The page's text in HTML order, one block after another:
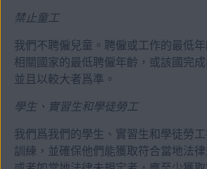
禁止童工
我們不聘僱兒童。聘僱或工作的最低
相關國家的最低聘僱年齡，或該國完成
並且以較大者爲準。
學生、實習生和學徒勞工
我們爲我們的學生、實習生和學徒勞
訓練，並確保他們能獲取符合當地法律